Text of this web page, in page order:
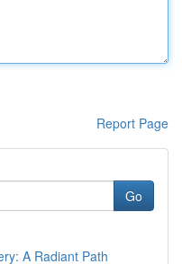
Report Page
Go
A Radiant Path